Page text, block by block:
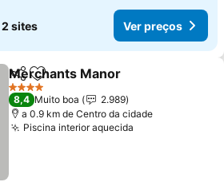
2 sites Ver preços
PartilharAdicionar aos favoritos
Merchants Manor
4 Estrelas
8,4 Muito boa
2.989
a 0.9 km de Centro da cidade
Piscina interior aquecida